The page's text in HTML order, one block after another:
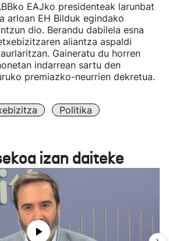
EAJko presidenteak larunbat
arloan EH Bilduk egindako
dio. Berandu dabilela esna
aliantza aspaldi
Gaineratu du horren
indarrean sartu den
premiazko-neurrien dekretua.
Politika
izan daiteke